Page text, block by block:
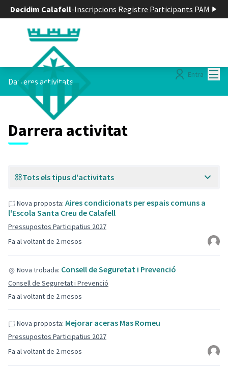
Decidim Calafell-Inscripcions Registre Participants PAM
Entra
Darreres activitats
Darrera activitat
Tots els tipus d'activitats
Fa al voltant de 2 mesos
Nova proposta: Aires condicionats per espais comuns a
l'Escola Santa Creu de Calafell
Pressupostos Participatius 2027
Fa al voltant de 2 mesos
Nova trobada: Consell de Seguretat i Prevenció
Consell de Seguretat i Prevenció
Fa al voltant de 2 mesos
Nova proposta: Mejorar aceras Mas Romeu
Pressupostos Participatius 2027